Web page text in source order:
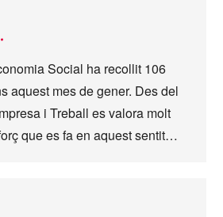
Social ha recollit 106
aquest mes de gener. Des del
i Treball es valora molt
que es fa en aquest sentit…